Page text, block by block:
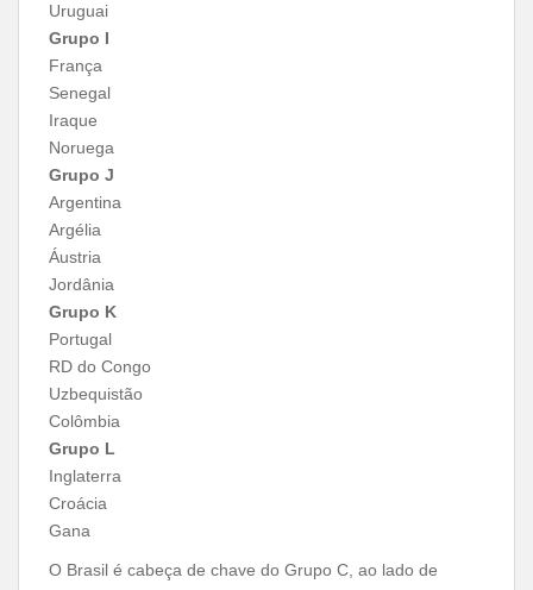
Uruguai
Grupo I
França
Senegal
Iraque
Noruega
Grupo J
Argentina
Argélia
Áustria
Jordânia
Grupo K
Portugal
RD do Congo
Uzbequistão
Colômbia
Grupo L
Inglaterra
Croácia
Gana
O Brasil é cabeça de chave do Grupo C, ao lado de